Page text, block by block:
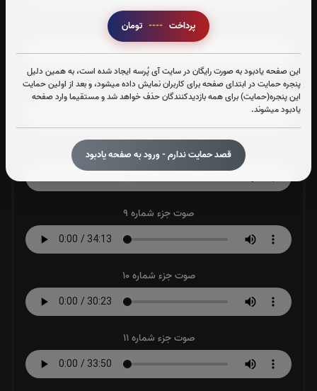
پرداخت ----
این صفحه یادبود به صورت رایگان در سایت آی پُرسه ایجاد شده است، به همین دلیل
پنجره حمایت در ابتدای صفحه برای کاربران نمایش داده میشود، و بعد از اولین حمایت
این پنجره(حمایت) برای همه بازدیدکنندگان حذف خواهد شد و مستقیما وارد صفحه
یادبود میشوند.
قصد حمایت ندارم - ورود به صفحه یادبود
صوت جزء شماره 6
صوت جزء شماره 7
صوت جزء شماره 8
صوت جزء شماره 9
صوت جزء شماره 10
صوت جزء شماره 11